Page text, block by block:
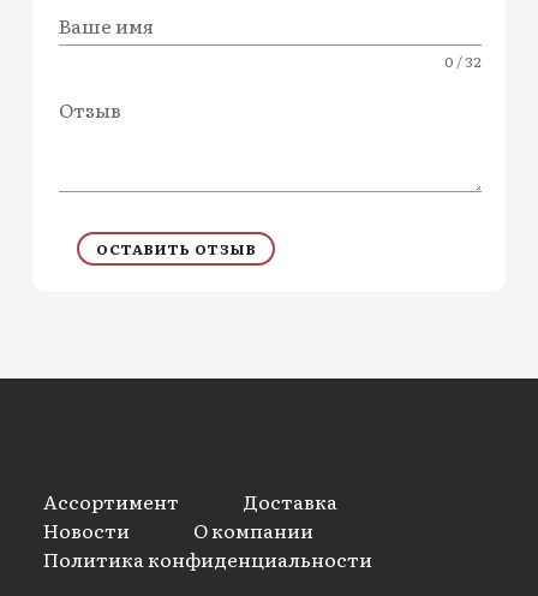
Ваше имя
0 / 32
Отзыв
ОСТАВИТЬ ОТЗЫВ
Ассортимент
Доставка
Новости
О компании
Политика конфиденциальности